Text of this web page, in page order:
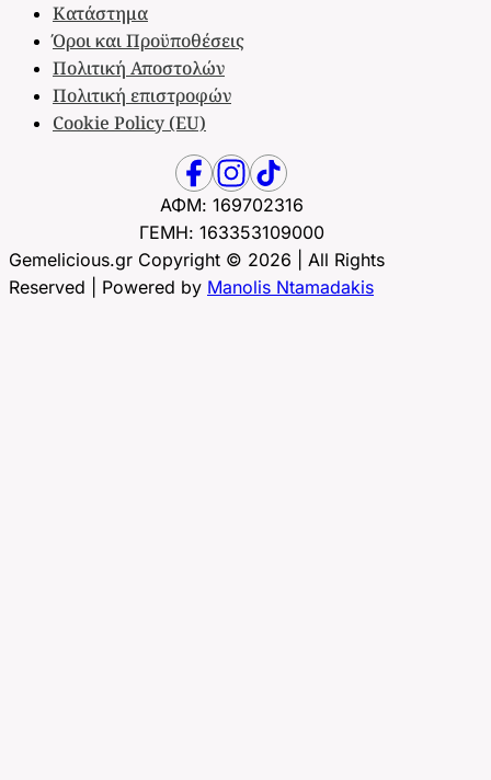
Κατάστημα
Όροι και Προϋποθέσεις
Πολιτική Αποστολών
Πολιτική επιστροφών
Cookie Policy (EU)
ΑΦΜ: 169702316
ΓΕΜΗ: 163353109000
Gemelicious.gr Copyright © 2026 | All Rights
Reserved | Powered by Manolis Ntamadakis